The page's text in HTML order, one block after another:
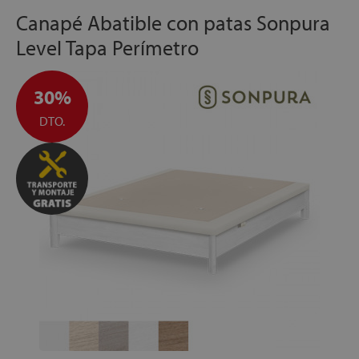
Canapé Abatible con patas Sonpura
Level Tapa Perímetro
30%
DTO.